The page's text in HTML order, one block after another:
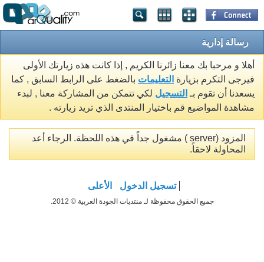
رسالة إدارية
أهلا و مرحبا بك معنا زائرنا الكريم , إذا كانت هذه زيارتك الأولى
فيرجى التكرم بزيارة التعليمات بالضغط على الرابط السابق , كما
يسعدنا أن تقوم بـ التسجيل لكي تتمكن من المشاركة معنا , لبدء
مشاهدة المواضيع قم باختيار المنتدى الذي تريد زيارته .
المزود (server ) مشغول جداً في هذه اللحظة. الرجاء أعد
المحاولة لاحقاً.
تسجيل الدخول الأعلى
جميع الحقوق محفوظة لـ منتديات الجودة العربية © 2012.